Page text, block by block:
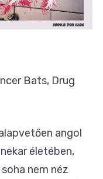
Bats, Drug
angol
életében,
nem néz